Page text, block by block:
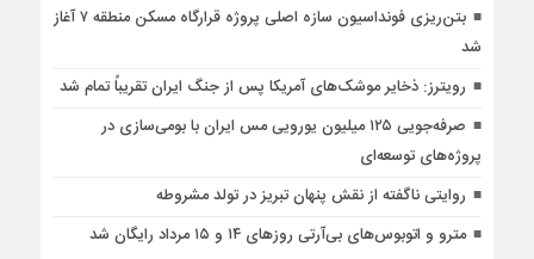
بتن‌ریزی فونداسیون سازه اصلی پروژه قرارگاه مسکن منطقه ۷ آغاز
شد
رویترز: ذخایر موشک‌های آمریکا پس از جنگ ایران تقریباً تمام شد
صرفه‌جویی ۱۲۵ میلیون یورویی مس ایران با بومی‌سازی در
پروژه‌های توسعه‌ای
روایتی ناگفته از نقش پنهان تبریز در تولد مشروطه
مترو و اتوبوس‌های بی‌آرتی روزهای ۱۴ و ۱۵ مرداد رایگان شد